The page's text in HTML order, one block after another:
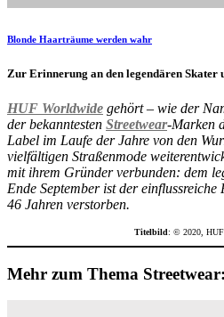
Blonde Haarträume werden wahr
Zur Erinnerung an den legendären Skater
HUF Worldwide gehört – wie der
der bekanntesten Streetwear-Marken
Label im Laufe der Jahre von den
vielfältigen Straßenmode
mit ihrem Gründer verbunden: dem
Ende September ist der
46 Jahren verstorben.
Titelbild: © 2020,
Mehr zum Thema Streetwear: